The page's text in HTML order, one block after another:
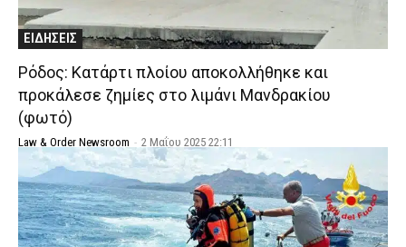
ΕΙΔΗΣΕΙΣ
Ρόδος: Κατάρτι πλοίου αποκολλήθηκε και
προκάλεσε ζημίες στο λιμάνι Μανδρακίου
(φωτό)
Law & Order Newsroom - 2 Μαΐου 2025 22:11